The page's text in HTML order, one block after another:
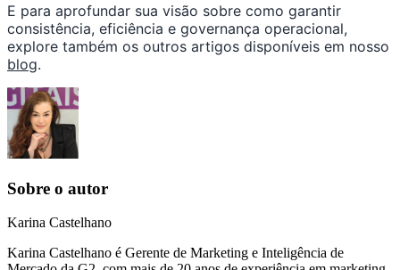
E para aprofundar sua visão sobre como garantir
consistência, eficiência e governança operacional,
explore também os outros artigos disponíveis em nosso
blog.
Sobre o autor
Karina Castelhano
Karina Castelhano é Gerente de Marketing e Inteligência de